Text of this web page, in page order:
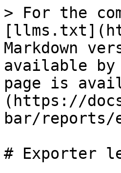
> For the
Markdown
available by
page is
(https://
bar/reports/
# Exporter